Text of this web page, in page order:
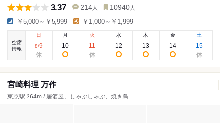
3.37 214 人 10940 人
￥5,000～￥5,999 ￥1,000～￥1,999
空席
情報
日
8/9
月
10
火
11
水
12
木
13
金
14
土
15
宮崎料理 万作
東京駅 264m / 居酒屋、しゃぶしゃぶ、焼き鳥